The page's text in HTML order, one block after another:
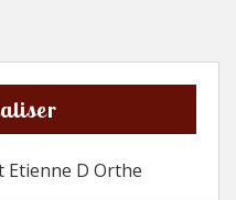
Etienne D Orthe